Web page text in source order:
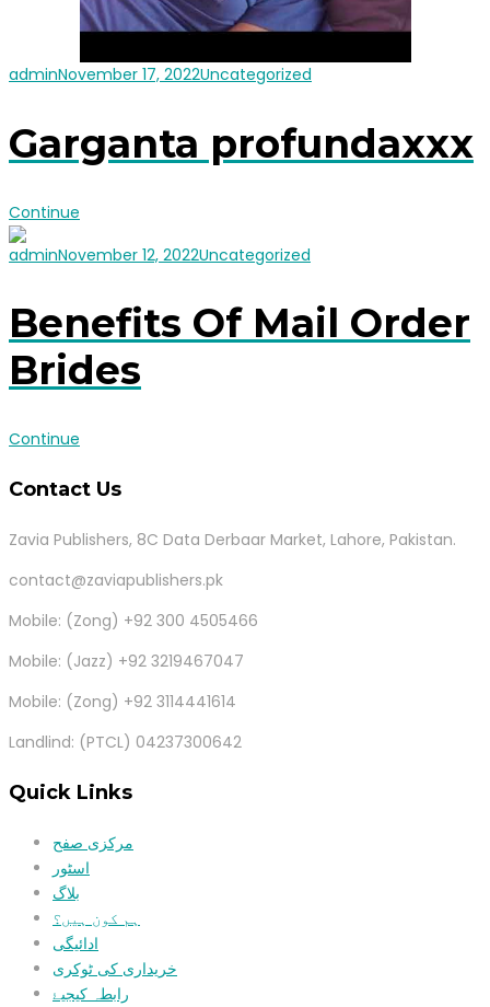
adminNovember 17, 2022Uncategorized
Garganta profundaxxx
Continue
adminNovember 12, 2022Uncategorized
Benefits Of Mail Order
Brides
Continue
Contact Us
Zavia Publishers, 8C Data Derbaar Market, Lahore, Pakistan.
contact@zaviapublishers.pk
Mobile: (Zong) +92 300 4505466
Mobile: (Jazz) +92 3219467047
Mobile: (Zong) +92 3114441614
Landlind: (PTCL) 04237300642
Quick Links
مرکزی صفح
اسٹور
بلاگ
ہم کون ہیں؟
ادائیگی
خریداری کی ٹوکری
رابطہ کیجیۓ